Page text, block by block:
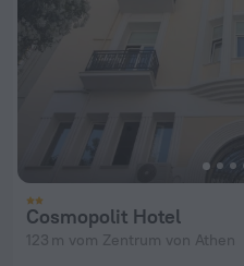
Cosmopolit Hotel
123 m vom Zentrum von Athen